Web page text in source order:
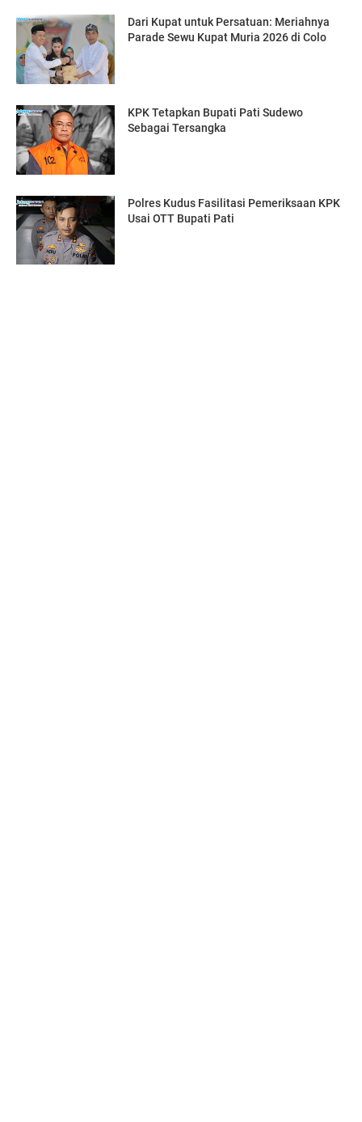
Dari Kupat untuk Persatuan: Meriahnya
Parade Sewu Kupat Muria 2026 di Colo
KPK Tetapkan Bupati Pati Sudewo
Sebagai Tersangka
Polres Kudus Fasilitasi Pemeriksaan KPK
Usai OTT Bupati Pati